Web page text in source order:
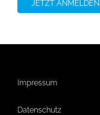
JETZT ANMELDEN
Impressum
Datenschutz